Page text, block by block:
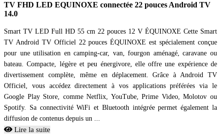
TV FHD LED EQUINOXE connectée 22 pouces Android TV
14.0
Smart TV LED Full HD 55 cm 22 pouces 12 V ÉQUINOXE Cette Smart
TV Android TV Officiel 22 pouces ÉQUINOXE est spécialement conçue
pour une utilisation en camping-car, van, fourgon aménagé, caravane ou
bateau. Compacte, légère et peu énergivore, elle offre une expérience de
divertissement complète, même en déplacement. Grâce à Android TV
Officiel, vous accédez directement à vos applications préférées via le
Google Play Store, comme Netflix, YouTube, Prime Video, Molotov ou
Spotify. Sa connectivité WiFi et Bluetooth intégrée permet également la
diffusion de contenus depuis un ...
Lire la suite